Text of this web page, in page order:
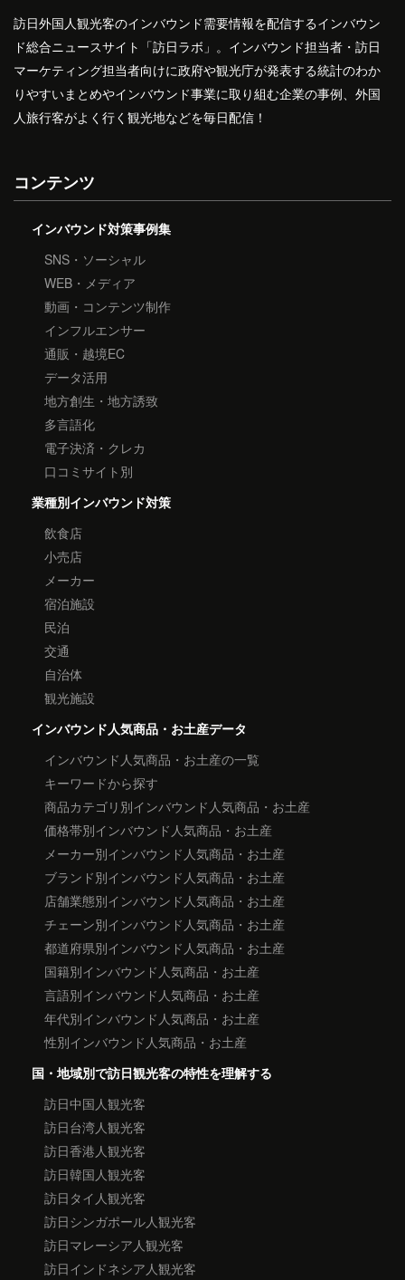
訪日外国人観光客のインバウンド需要情報を配信するインバウン
ド総合ニュースサイト「訪日ラボ」。インバウンド担当者・訪日
マーケティング担当者向けに政府や観光庁が発表する統計のわか
りやすいまとめやインバウンド事業に取り組む企業の事例、外国
人旅行客がよく行く観光地などを毎日配信！
コンテンツ
インバウンド対策事例集
SNS・ソーシャル
WEB・メディア
動画・コンテンツ制作
インフルエンサー
通販・越境EC
データ活用
地方創生・地方誘致
多言語化
電子決済・クレカ
口コミサイト別
業種別インバウンド対策
飲食店
小売店
メーカー
宿泊施設
民泊
交通
自治体
観光施設
インバウンド人気商品・お土産データ
インバウンド人気商品・お土産の一覧
キーワードから探す
商品カテゴリ別インバウンド人気商品・お土産
価格帯別インバウンド人気商品・お土産
メーカー別インバウンド人気商品・お土産
ブランド別インバウンド人気商品・お土産
店舗業態別インバウンド人気商品・お土産
チェーン別インバウンド人気商品・お土産
都道府県別インバウンド人気商品・お土産
国籍別インバウンド人気商品・お土産
言語別インバウンド人気商品・お土産
年代別インバウンド人気商品・お土産
性別インバウンド人気商品・お土産
国・地域別で訪日観光客の特性を理解する
訪日中国人観光客
訪日台湾人観光客
訪日香港人観光客
訪日韓国人観光客
訪日タイ人観光客
訪日シンガポール人観光客
訪日マレーシア人観光客
訪日インドネシア人観光客